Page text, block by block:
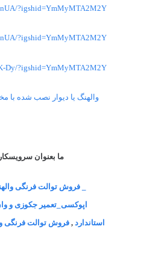
?igshid=YmMyMTA2M2Y=
?igshid=YmMyMTA2M2Y=
Dy/?igshid=YmMyMTA2M2Y=
والهنگ یا دیوار نصب شده با
ما بعنوان
_ فروش توالت فرنگی
اپوکسی_تعمیر جکوزی و
استاندارد , فروش توالت فرنگی